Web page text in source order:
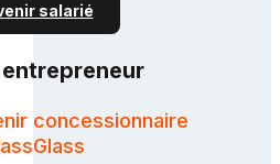
salarié
concessionnaire